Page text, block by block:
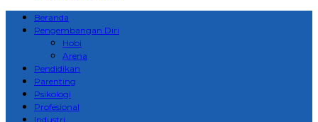
Beranda
Pengembangan Diri
Hobi
Arena
Pendidikan
Parenting
Psikologi
Profesional
Industri